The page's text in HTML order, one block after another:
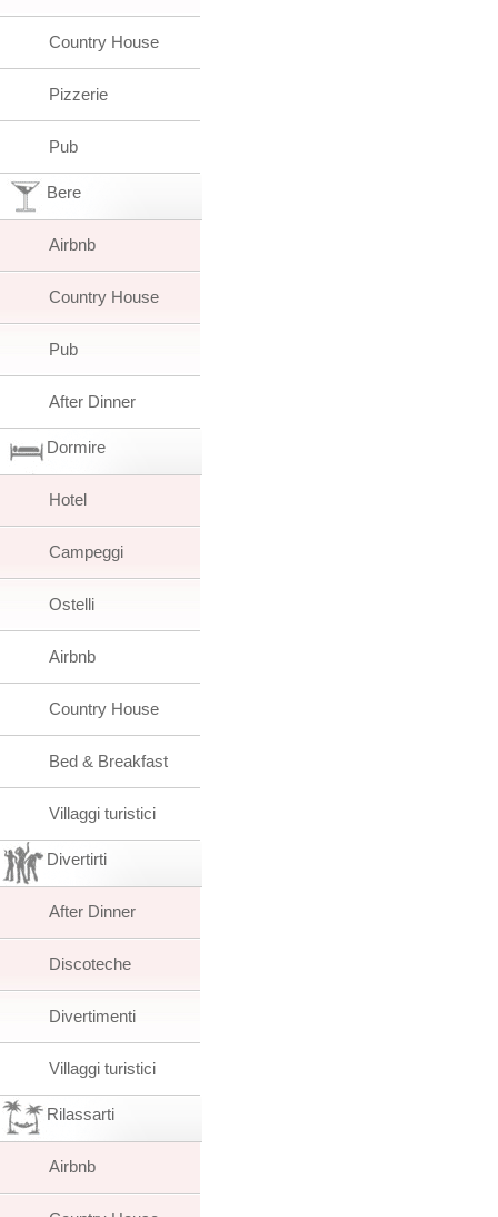
Country House
Pizzerie
Pub
Bere
Airbnb
Country House
Pub
After Dinner
Dormire
Hotel
Campeggi
Ostelli
Airbnb
Country House
Bed & Breakfast
Villaggi turistici
Divertirti
After Dinner
Discoteche
Divertimenti
Villaggi turistici
Rilassarti
Airbnb